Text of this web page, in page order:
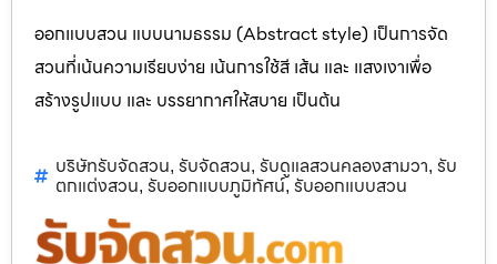
ออกแบบสวน แบบนามธรรม (Abstract style) เป็นการจัด
สวนที่เน้นความเรียบง่าย เน้นการใช้สี เส้น และ แสงเงาเพื่อ
สร้างรูปแบบ และ บรรยากาศให้สบาย เป็นต้น
บริษัทรับจัดสวน, รับจัดสวน, รับดูแลสวนคลองสามวา, รับ
ตกแต่งสวน, รับออกแบบภูมิทัศน์,รับออกแบบสวน